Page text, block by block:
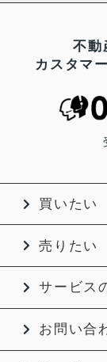
不動
カスタマ
買いたい
売りたい
サービス
お問い合